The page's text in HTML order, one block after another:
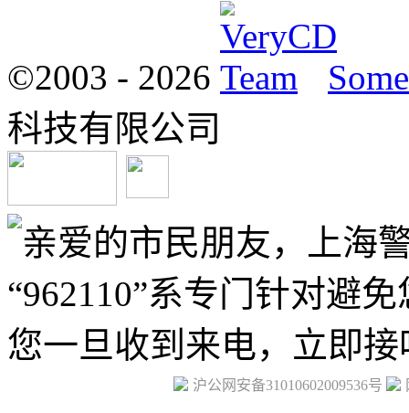
©2003 - 2026
科技有限公司
沪公网安备31010602009536号